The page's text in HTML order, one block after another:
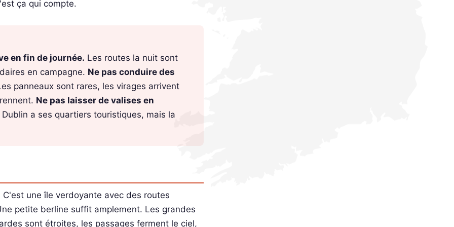
ça qui compte.
en fin de journée. Les routes la nuit sont
en campagne. Ne pas conduire des
panneaux sont rares, les virages arrivent
Ne pas laisser de valises en
Dublin a ses quartiers touristiques, mais la
une île verdoyante avec des routes
petite berline suffit amplement. Les grandes
sont étroites, les passages ferment le ciel,